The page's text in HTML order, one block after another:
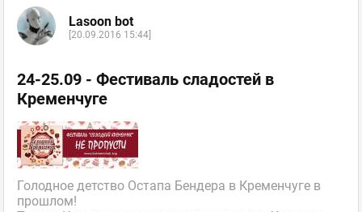
Lasoon bot
[20.09.2016 15:44]
24-25.09 - Фестиваль сладостей в
Кременчуге
Голодное детство Остапа Бендера в Кременчуге в
прошлом!